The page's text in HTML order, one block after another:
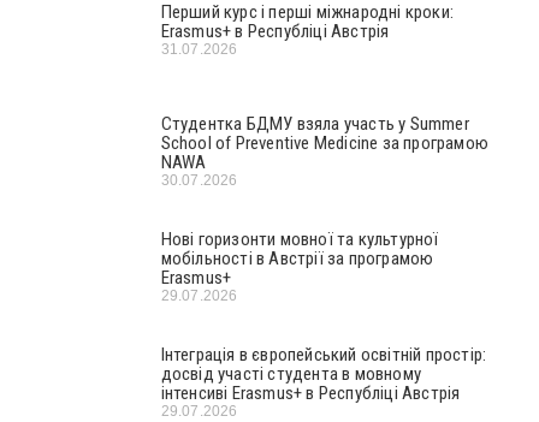
Перший курс і перші міжнародні кроки:
Erasmus+ в Республіці Австрія
31.07.2026
Студентка БДМУ взяла участь у Summer
School of Preventive Medicine за програмою
NAWA
30.07.2026
Нові горизонти мовної та культурної
мобільності в Австрії за програмою
Erasmus+
29.07.2026
Інтеграція в європейський освітній простір:
досвід участі студента в мовному
інтенсиві Erasmus+ в Республіці Австрія
29.07.2026